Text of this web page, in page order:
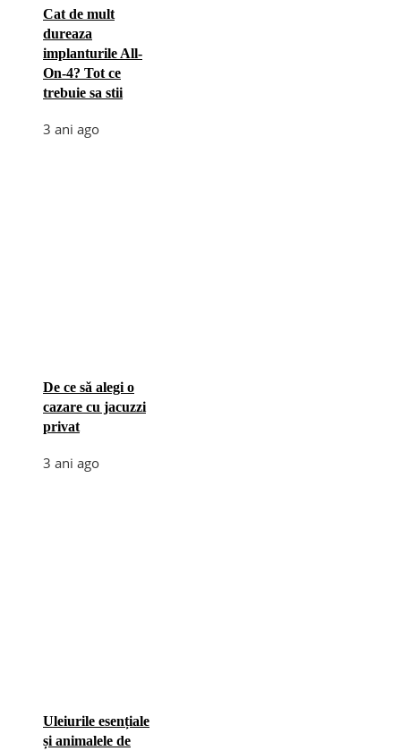
Cat de mult
dureaza
implanturile All-
On-4? Tot ce
trebuie sa stii
3 ani ago
De ce să alegi o
cazare cu jacuzzi
privat
3 ani ago
Uleiurile esențiale
și animalele de